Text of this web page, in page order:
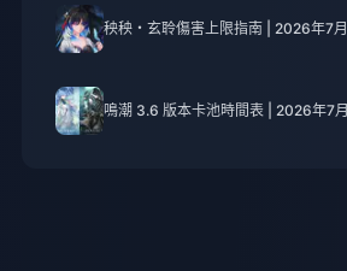
秧秧・玄聆傷害上限指南 | 2026年7月
鳴潮 3.6 版本卡池時間表 | 2026年7月